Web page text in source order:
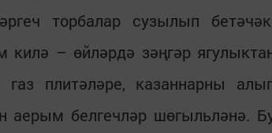
торбалар сузылып
– өйләрдә зәңгәр
плитәләре, казаннарны
аерым белгечләр шөгыльләнә.